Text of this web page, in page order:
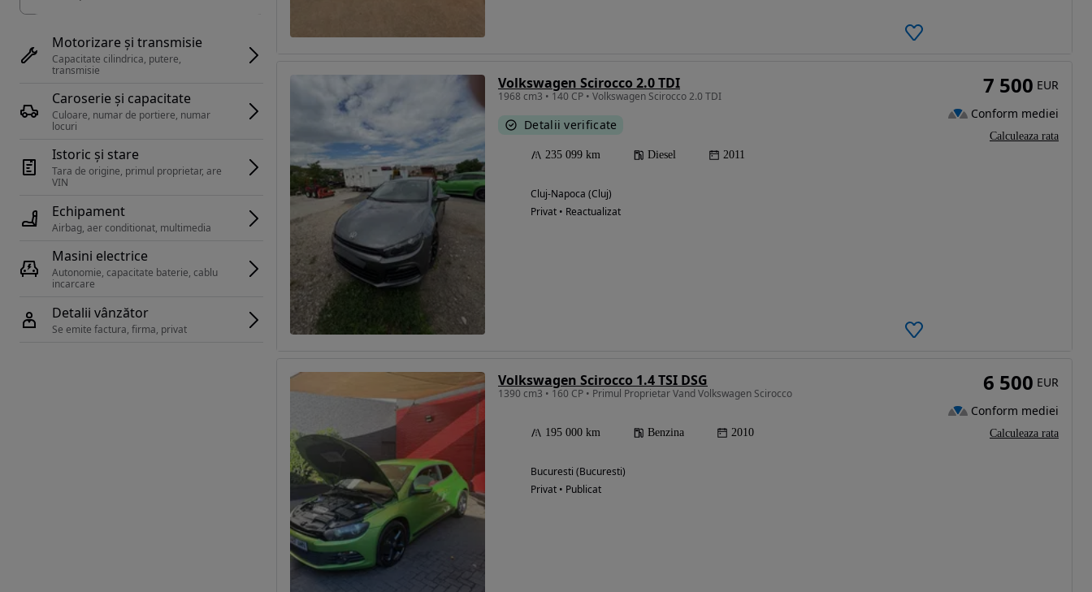
Motorizare și transmisie
Capacitate cilindrica, putere,
transmisie
Caroserie și capacitate
Culoare, numar de portiere, numar
locuri
Istoric și stare
Tara de origine, primul proprietar, are
Echipament
Airbag, aer conditionat, multimedia
Masini electrice
Autonomie, capacitate baterie, cablu
Detalii vânzător
Se emite factura, firma, privat
Volkswagen Scirocco 2.0 TDI
1968 cm3 • 140 CP • Volkswagen Scirocco 2.0 TDI
Detalii verificate
235 099 km Diesel 2011
Cluj-Napoca (Cluj)
Privat • Reactualizat
7 500 EUR
Conform mediei
Calculeaza rata
Volkswagen Scirocco 1.4 TSI DSG
1390 cm3 • 160 CP • Primul Proprietar Vand Volkswagen Scirocco
195 000 km Benzina 2010
Bucuresti (Bucuresti)
Privat • Publicat
6 500 EUR
Conform mediei
Calculeaza rata